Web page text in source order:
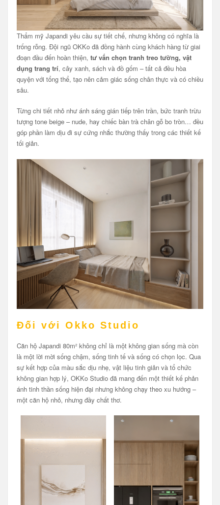
Thẩm mỹ Japandi yêu cầu sự tiết chế, nhưng không có nghĩa là
trống rỗng. Đội ngũ OKKo đã đồng hành cùng khách hàng từ giai
đoạn đầu đến hoàn thiện, tư vấn chọn tranh treo tường, vật
dụng trang trí, cây xanh, sách và đồ gốm – tất cả đều hòa
quyện với tổng thể, tạo nên cảm giác sống chân thực và có chiều
sâu.
Từng chi tiết nhỏ như ánh sáng gián tiếp trên trần, bức tranh trừu
tượng tone beige – nude, hay chiếc bàn trà chân gỗ bo tròn… đều
góp phần làm dịu đi sự cứng nhắc thường thấy trong các thiết kế
tối giản.
Đối với Okko Studio
Căn hộ Japandi 80m² không chỉ là một không gian sống mà còn
là một lời mời sống chậm, sống tinh tế và sống có chọn lọc. Qua
sự kết hợp của màu sắc dịu nhẹ, vật liệu tinh giản và tổ chức
không gian hợp lý, OKKo Studio đã mang đến một thiết kế phản
ánh tinh thần sống hiện đại nhưng không chạy theo xu hướng –
một căn hộ nhỏ, nhưng đầy chất thơ.